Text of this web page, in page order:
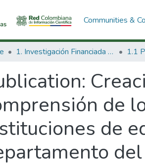
Communities &
1. Investigación Financiada con Recursos Públicos
de
de